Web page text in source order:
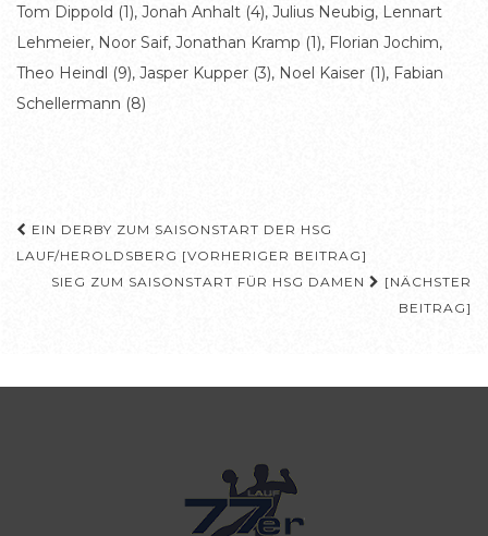
Tom Dippold (1), Jonah Anhalt (4), Julius Neubig, Lennart
Lehmeier, Noor Saif, Jonathan Kramp (1), Florian Jochim,
Theo Heindl (9), Jasper Kupper (3), Noel Kaiser (1), Fabian
Schellermann (8)
Beitragsnavigation
EIN DERBY ZUM SAISONSTART DER HSG
LAUF/HEROLDSBERG [VORHERIGER BEITRAG]
SIEG ZUM SAISONSTART FÜR HSG DAMEN
[NÄCHSTER
BEITRAG]